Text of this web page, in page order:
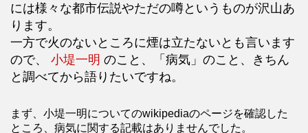
には様々な都市伝説やただの噂というものが沢山あ
ります。
一方で火のないところに煙は立たないとも言います
ので、 小堤一明 のこと、「病気」のこと、きちん
と調べてから語りたいですね。
まず、小堤一明についてのwikipediaのページを確認した
ところ、病気に関する記載はありませんでした。